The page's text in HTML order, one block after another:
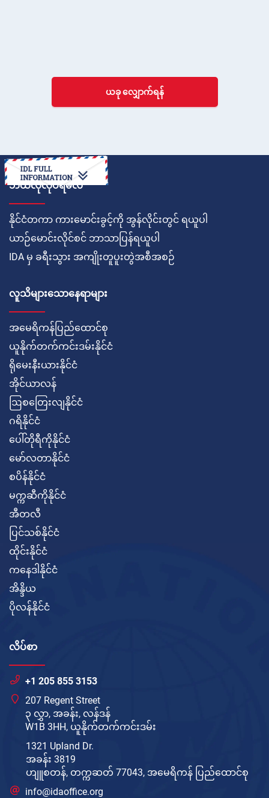
ယခု လျှောက်ရန်
ဘယ်လိုလုပ်ရမလဲ
နိုင်ငံတကာ ကားမောင်းခွင့်ကို အွန်လိုင်းတွင် ရယူပါ
ယာဉ်မောင်းလိုင်စင် ဘာသာပြန်ရယူပါ
IDA မှ ခရီးသွား အကျိုးတူပူးတွဲအစီအစဉ်
လူသိများသောနေရာများ
အမေရိကန်ပြည်ထောင်စု
ယူနိုက်တက်ကင်းဒမ်းနိုင်ငံ
ရိုမေးနီးယားနိုင်ငံ
အိုင်ယာလန်
ဩစတြေးလျနိုင်ငံ
ဂရိနိုင်ငံ
ပေါ်တိုရီကိုနိုင်ငံ
မော်လတာနိုင်ငံ
စပိန်နိုင်ငံ
မက္ကဆီကိုနိုင်ငံ
အီတလီ
ပြင်သစ်နိုင်ငံ
ထိုင်းနိုင်ငံ
ကနေဒါနိုင်ငံ
အိန္ဒိယ
ပိုလန်နိုင်ငံ
လိပ်စာ
+1 205 855 3153
207 Regent Street
၃ လွှာ, အခန်း, လန်ဒန်
W1B 3HH, ယူနိုက်တက်ကင်းဒမ်း
1321 Upland Dr.
အခန်း 3819
ဟျူစတန်, တက္ကဆတ် 77043, အမေရိကန် ပြည်ထောင်စု
info@idaoffice.org